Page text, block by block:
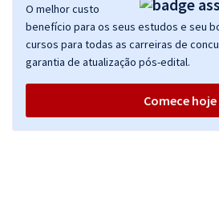
Comprar
DPDF - Defensoria Pública do Distrito
Assistência Judiciária -
R$ 632,64à vista
O melhor custo
benefício para os seus estudos e seu
cursos para todas as carreiras de
garantia de atualização pós-edital.
Comece hoje